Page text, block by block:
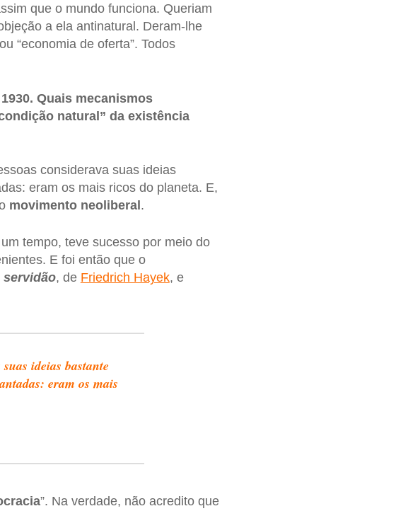
que o mundo funciona. Queriam
a ela antinatural. Deram-lhe
“economia de oferta”. Todos
Quais mecanismos
natural” da existência
considerava suas ideias
eram os mais ricos do planeta. E,
movimento neoliberal .
tempo, teve sucesso por meio do
E foi então que o
servidão, de Friedrich Hayek, e
ideias bastante
eram os mais
”. Na verdade, não acredito que